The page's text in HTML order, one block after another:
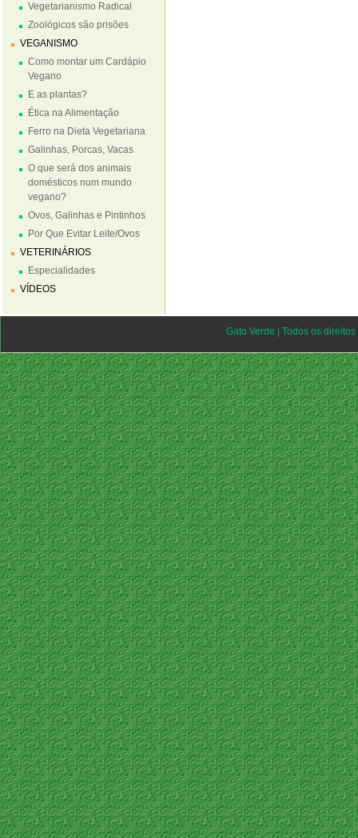
Vegetarianismo Radical
Zoológicos são prisões
VEGANISMO
Como montar um Cardápio
Vegano
E as plantas?
Ética na Alimentação
Ferro na Dieta Vegetariana
Galinhas, Porcas, Vacas
O que será dos animais
domésticos num mundo
vegano?
Ovos, Galinhas e Pintinhos
Por Que Evitar Leite/Ovos
VETERINÁRIOS
Especialidades
VÍDEOS
Gato Verde | Todos os